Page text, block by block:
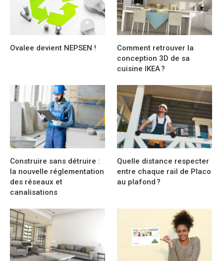
Ovalee devient NEPSEN !
Comment retrouver la
conception 3D de sa
cuisine IKEA ?
Construire sans détruire :
la nouvelle réglementation
des réseaux et
canalisations
Quelle distance respecter
entre chaque rail de Placo
au plafond ?